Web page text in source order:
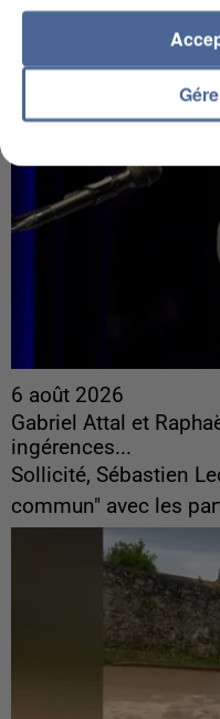
6 août 2026
Gabriel Attal et
ingérences...
Sollicité, Sébastien
commun" avec les